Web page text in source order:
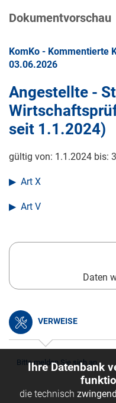
Dokumentvorschau
KomKo - Kommentierte
03.06.2026
Angestellte -
seit 1.1.2024)
gültig von: 1.1.2024 bis:
Art X
Art V
Daten
VERWEISE
Bitte melden Sie sich an.
Ihre Datenbank
die technisch